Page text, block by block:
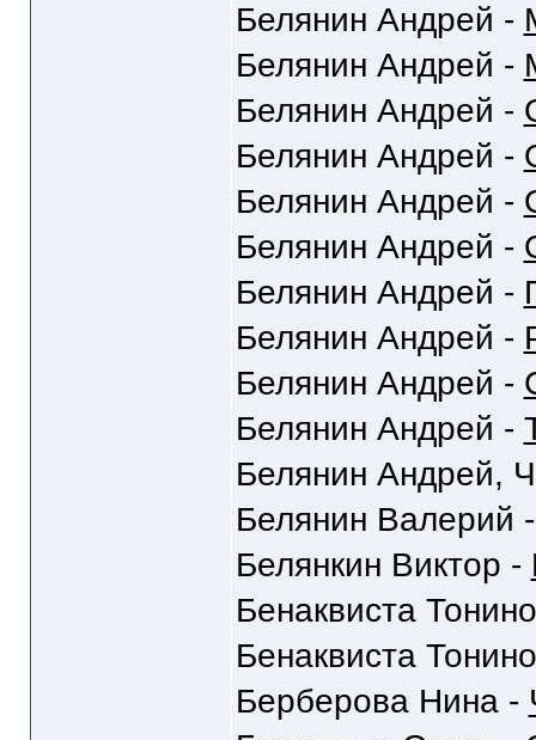
Белянин Андрей -
Белянин Андрей -
Белянин Андрей -
Белянин Андрей -
Белянин Андрей -
Белянин Андрей -
Белянин Андрей -
Белянин Андрей -
Белянин Андрей -
Белянин Андрей -
Белянин Андрей,
Белянин Валерий
Белянкин Виктор -
Бенаквиста
Бенаквиста
Берберова Нина -